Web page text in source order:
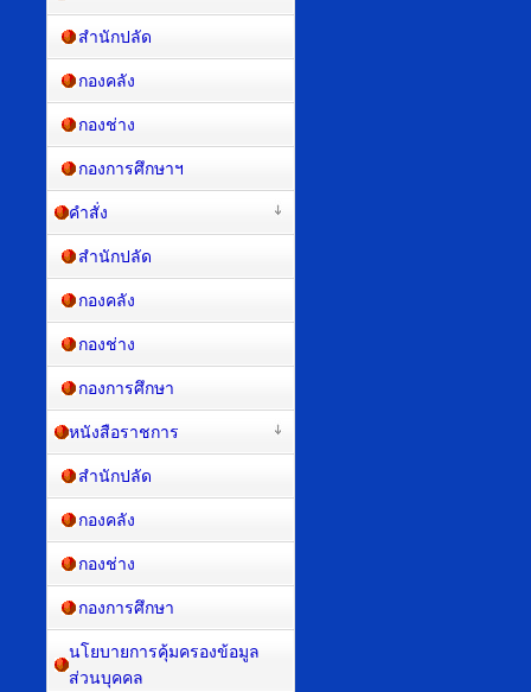
สำนักปลัด
กองคลัง
กองช่าง
กองการศึกษาฯ
คำสั่ง
สำนักปลัด
กองคลัง
กองช่าง
กองการศึกษา
หนังสือราชการ
สำนักปลัด
กองคลัง
กองช่าง
กองการศึกษา
นโยบายการคุ้มครองข้อมูล
ส่วนบุคคล